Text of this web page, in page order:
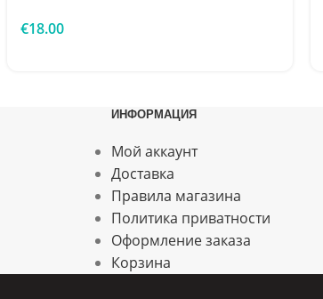
€18.00
ИНФОРМАЦИЯ
Мой аккаунт
Доставка
Правила магазина
Политика приватности
Оформление заказа
Корзина